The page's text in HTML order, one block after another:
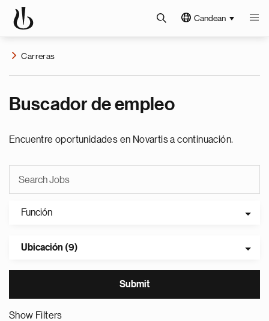
Candean
Carreras
Buscador de empleo
Encuentre oportunidades en Novartis a continuación.
Función
Ubicación (9)
Show Filters